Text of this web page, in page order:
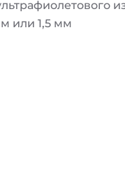
или 1,5 мм